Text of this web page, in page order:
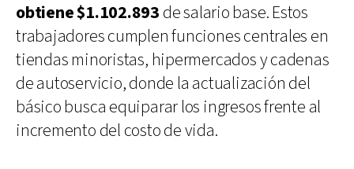
obtiene $1.102.893 de salario base. Estos
trabajadores cumplen funciones centrales en
tiendas minoristas, hipermercados y cadenas
de autoservicio, donde la actualización del
básico busca equiparar los ingresos frente al
incremento del costo de vida.